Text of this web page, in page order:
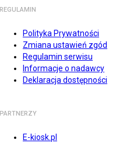
REGULAMIN
Polityka Prywatności
Zmiana ustawień zgód
Regulamin serwisu
Informacje o nadawcy
Deklaracja dostępności
PARTNERZY
E-kiosk.pl